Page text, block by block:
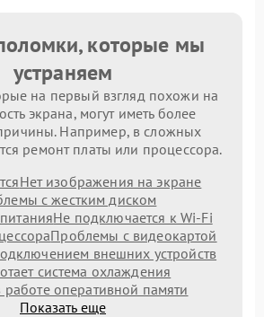
которые мы
устраняем
на первый взгляд похожи на
экрана, могут иметь более
Например, в сложных
ремонт платы или процессора.
Нет изображения на экране
с жестким диском
Не подключается к Wi-Fi
Проблемы с видеокартой
внешних устройств
система охлаждения
оперативной памяти
Показать еще